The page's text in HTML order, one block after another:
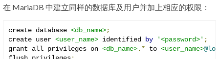
在 MariaDB 中建立同样的数据库及用户并加上相应的权限：
create database <db_name>;
create user <user_name> identified by '<password>' ;
grant all privileges on <db_name>.* to <user_name>